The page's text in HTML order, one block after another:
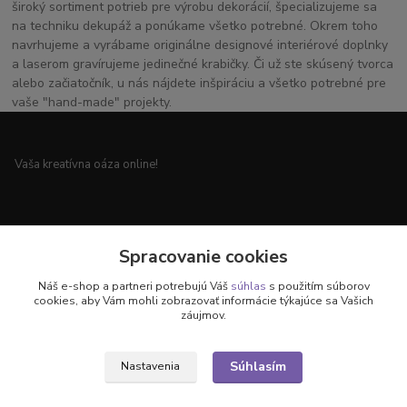
široký sortiment potrieb pre výrobu dekorácií, špecializujeme sa
na techniku dekupáž a ponúkame všetko potrebné. Okrem toho
navrhujeme a vyrábame originálne designové interiérové doplnky
a laserom gravírujeme jedinečné krabičky. Či už ste skúsený tvorca
alebo začiatočník, u nás nájdete inšpiráciu a všetko potrebné pre
vaše "hand-made" projekty.
Vaša kreatívna oáza online!
Všetko pre vaše handmade projekty a originálne dekorácie.
Spracovanie cookies
Náš e-shop a partneri potrebujú Váš súhlas s použitím súborov
cookies, aby Vám mohli zobrazovať informácie týkajúce sa Vašich
záujmov.
Nastavenia Súhlasím